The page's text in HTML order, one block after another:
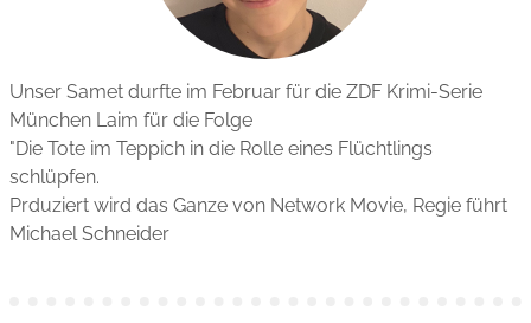
Unser Samet durfte im Februar für die ZDF Krimi-Serie
München Laim für die Folge
"Die Tote im Teppich in die Rolle eines Flüchtlings
schlüpfen.
Prduziert wird das Ganze von Network Movie, Regie führt
Michael Schneider